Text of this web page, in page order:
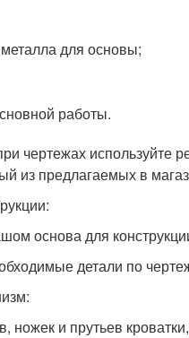
для основы;
работы.
чертежах используйте
из предлагаемых в
основа для
детали по
и прутьев